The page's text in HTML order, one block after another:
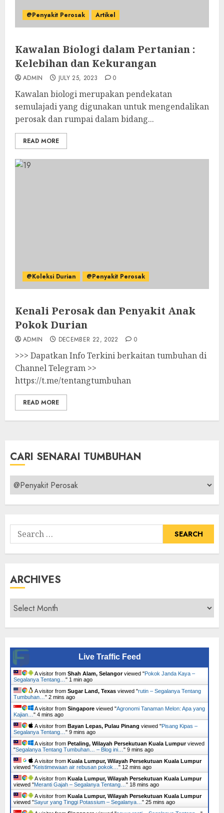
@Penyakit Perosak Artikel
Kawalan Biologi dalam Pertanian :
Kelebihan dan Kekurangan
ADMIN JULY 25, 2023 0
Kawalan biologi merupakan pendekatan
semulajadi yang digunakan untuk mengendalikan
perosak dan rumpai dalam bidang...
READ MORE
@Koleksi Durian @Penyakit Perosak
Kenali Perosak dan Penyakit Anak
Pokok Durian
ADMIN DECEMBER 22, 2022 0
>>> Dapatkan Info Terkini berkaitan tumbuhan di
Channel Telegram >>
https://t.me/tentangtumbuhan
READ MORE
CARI SENARAI TUMBUHAN
Cari
Senarai
Tumbuhan
Search
for:
ARCHIVES
Archives
Live Traffic Feed
A visitor from Shah Alam, Selangorviewed "Pokok Janda Kaya –
Segalanya Tentang… " 1 min ago
A visitor from Sugar Land, Texas viewed "rutin – Segalanya Tentang
Tumbuhan… " 2 mins ago
A visitor from Singapore viewed "Agronomi Tanaman Melon: Apa yang
Kajian… " 4 mins ago
A visitor from Bayan Lepas, Pulau Pinang viewed "Pisang Kipas –
Segalanya Tentang… " 9 mins ago
A visitor from Petaling, Wilayah Persekutuan Kuala Lumpurviewed
"Segalanya Tentang Tumbuhan… – Blog ini… " 9 mins ago
A visitor from Kuala Lumpur, Wilayah Persekutuan Kuala Lumpur
viewed "Keistimewaan air rebusan pokok… " 12 mins ago
A visitor from Kuala Lumpur, Wilayah Persekutuan Kuala Lumpur
viewed "Meranti Gajah – Segalanya Tentang… " 18 mins ago
A visitor from Kuala Lumpur, Wilayah Persekutuan Kuala Lumpur
viewed "Sayur yang Tinggi Potassium – Segalanya… " 25 mins ago